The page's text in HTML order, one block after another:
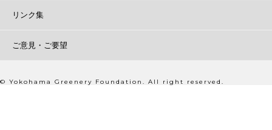
リンク集
ご意見・ご要望
© Yokohama Greenery Foundation. All right reserved.